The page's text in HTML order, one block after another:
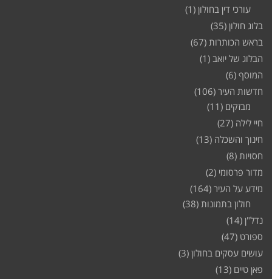
עורכי דין בחולון (1)
בלוג חולון (35)
בראש הכותרות (67)
הבלוג של יואב (1)
המוסף (6)
חדשות העיר (106)
מבזקים (11)
חיי לילה (27)
חינוך והשכלה (13)
חסויות (8)
מדור פרסומי (2)
מידע על העיר (164)
חולון בתמונות (38)
נדל"ן (14)
ספורט (47)
עושים עסקים בחולון (3)
פאן טיים (13)